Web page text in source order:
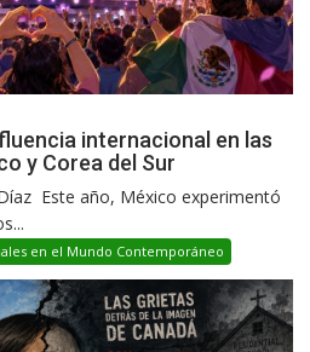
internacional en las
y Corea del Sur
Este año, México experimentó
en el Mundo Contemporáneo